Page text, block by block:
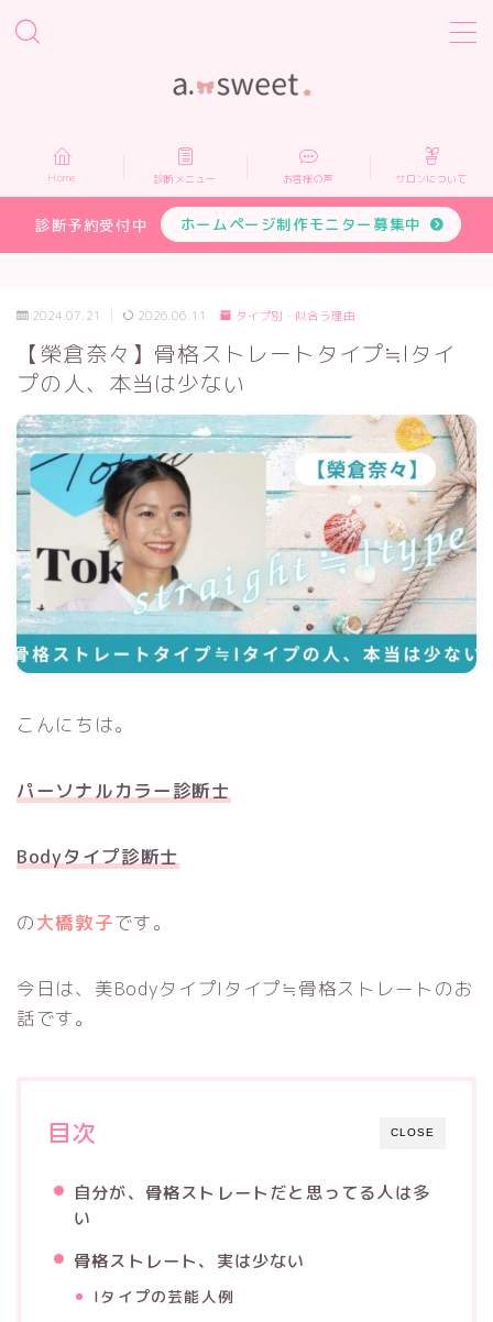
Home
診断メニュー
プロフィール
お申し込み
Home 診断メニュー お客様の声 サロンについて
診断予約受付中 ホームページ制作モニター募集中
2024.07.21 2026.06.11 タイプ別・似合う理由
【榮倉奈々】骨格ストレートタイプ≒Iタイ
プの人、本当は少ない
こんにちは。
パーソナルカラー診断士
Bodyタイプ診断士
の大橋敦子です。
今日は、美BodyタイプIタイプ≒骨格ストレートのお
話です。
CLOSE
目次
自分が、骨格ストレートだと思ってる人は多
い
骨格ストレート、実は少ない
Iタイプの芸能人例